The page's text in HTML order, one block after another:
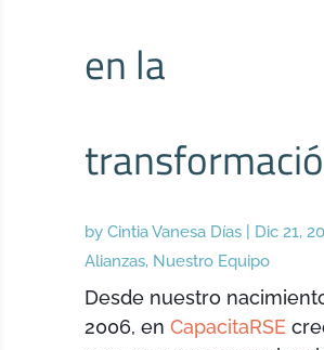
en la
byCintia Vanesa Días Dic 21,
Alianzas, Nuestro Equipo
Desde nuestro
2006, enCapacitaRSE